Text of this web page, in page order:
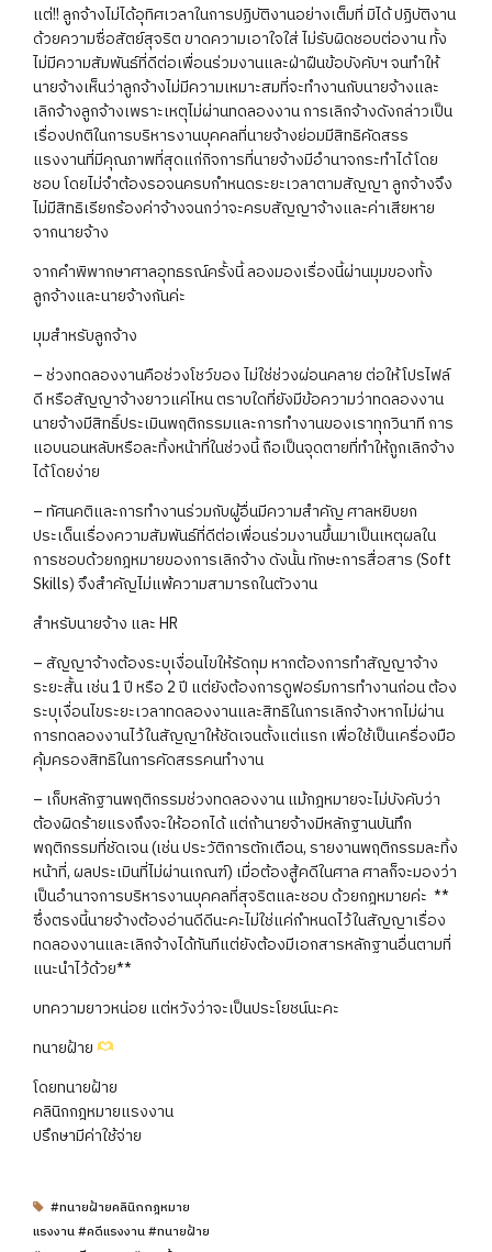
แต่!! ลูกจ้างไม่ได้อุทิศเวลาในการปฏิบัติงานอย่างเต็มที่ มิได้ ปฏิบัติงาน
ด้วยความซื่อสัตย์สุจริต ขาดความเอาใจใส่ ไม่รับผิดชอบต่องาน ทั้ง
ไม่มีความสัมพันธ์ที่ดีต่อเพื่อนร่วมงานและฝ่าฝืนข้อบังคับฯ จนทำให้
นายจ้างเห็นว่าลูกจ้างไม่มีความเหมาะสมที่จะทำงานกับนายจ้างและ
เลิกจ้างลูกจ้างเพราะเหตุไม่ผ่านทดลองงาน การเลิกจ้างดังกล่าวเป็น
เรื่องปกติในการบริหารงานบุคคลที่นายจ้างย่อมมีสิทธิคัดสรร
แรงงานที่มีคุณภาพที่สุดแก่กิจการที่นายจ้างมีอำนาจกระทำได้โดย
ชอบ โดยไม่จำต้องรอจนครบกำหนดระยะเวลาตามสัญญา ลูกจ้างจึง
ไม่มีสิทธิเรียกร้องค่าจ้างจนกว่าจะครบสัญญาจ้างและค่าเสียหาย
จากนายจ้าง
จากคำพิพากษาศาลอุทธรณ์ครั้งนี้ ลองมองเรื่องนี้ผ่านมุมของทั้ง
ลูกจ้างและนายจ้างกันค่ะ
มุมสำหรับลูกจ้าง
– ช่วงทดลองงานคือช่วงโชว์ของ ไม่ใช่ช่วงผ่อนคลาย ต่อให้โปรไฟล์
ดี หรือสัญญาจ้างยาวแค่ไหน ตราบใดที่ยังมีข้อความว่าทดลองงาน
นายจ้างมีสิทธิ์ประเมินพฤติกรรมและการทำงานของเราทุกวินาที การ
แอบนอนหลับหรือละทิ้งหน้าที่ในช่วงนี้ ถือเป็นจุดตายที่ทำให้ถูกเลิกจ้าง
ได้โดยง่าย
– ทัศนคติและการทำงานร่วมกับผู้อื่นมีความสำคัญ ศาลหยิบยก
ประเด็นเรื่องความสัมพันธ์ที่ดีต่อเพื่อนร่วมงานขึ้นมาเป็นเหตุผลใน
การชอบด้วยกฎหมายของการเลิกจ้าง ดังนั้น ทักษะการสื่อสาร (Soft
Skills) จึงสำคัญไม่แพ้ความสามารถในตัวงาน
สำหรับนายจ้าง และ HR
– สัญญาจ้างต้องระบุเงื่อนไขให้รัดกุม หากต้องการทำสัญญาจ้าง
ระยะสั้น เช่น 1 ปี หรือ 2 ปี แต่ยังต้องการดูฟอร์มการทำงานก่อน ต้อง
ระบุเงื่อนไขระยะเวลาทดลองงานและสิทธิในการเลิกจ้างหากไม่ผ่าน
การทดลองงานไว้ในสัญญาให้ชัดเจนตั้งแต่แรก เพื่อใช้เป็นเครื่องมือ
คุ้มครองสิทธิในการคัดสรรคนทำงาน
– เก็บหลักฐานพฤติกรรมช่วงทดลองงาน แม้กฎหมายจะไม่บังคับว่า
ต้องผิดร้ายแรงถึงจะให้ออกได้ แต่ถ้านายจ้างมีหลักฐานบันทึก
พฤติกรรมที่ชัดเจน (เช่น ประวัติการตักเตือน, รายงานพฤติกรรมละทิ้ง
หน้าที่, ผลประเมินที่ไม่ผ่านเกณฑ์) เมื่อต้องสู้คดีในศาล ศาลก็จะมองว่า
เป็นอำนาจการบริหารงานบุคคลที่สุจริตและชอบ ด้วยกฎหมายค่ะ **
ซึ่งตรงนี้นายจ้างต้องอ่านดีดีนะคะไม่ใช่แค่กำหนดไว้ในสัญญาเรื่อง
ทดลองงานและเลิกจ้างได้ทันทีแต่ยังต้องมีเอกสารหลักฐานอื่นตามที่
แนะนำไว้ด้วย**
บทความยาวหน่อย แต่หวังว่าจะเป็นประโยชน์นะคะ
ทนายฝ้าย
โดยทนายฝ้าย
คลินิกกฎหมายแรงงาน
ปรึกษามีค่าใช้จ่าย
#ทนายฝ้ายคลินิกกฎหมาย
แรงงาน #คดีแรงงาน #ทนายฝ้าย